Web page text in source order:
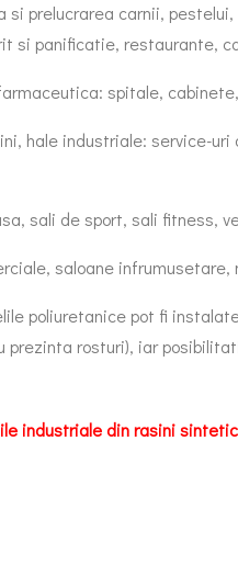
si prelucrarea carnii,
si panificatie, restaurante,
spitale,
hale industriale: service-uri
sali de sport, sali fitness,
saloane
poliuretanice pot fi
prezinta rosturi), iar
industriale din rasini